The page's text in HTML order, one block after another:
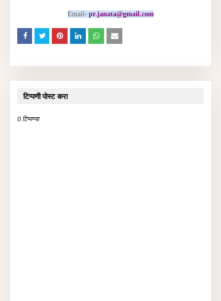
Email- pr.janata@gmail.com
टिप्पणी पोस्ट करा
0 टिप्पण्या